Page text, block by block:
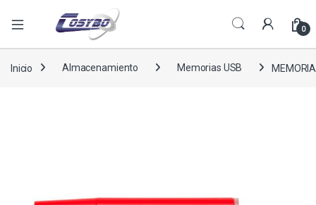
0
Inicio Almacenamiento Memorias USB